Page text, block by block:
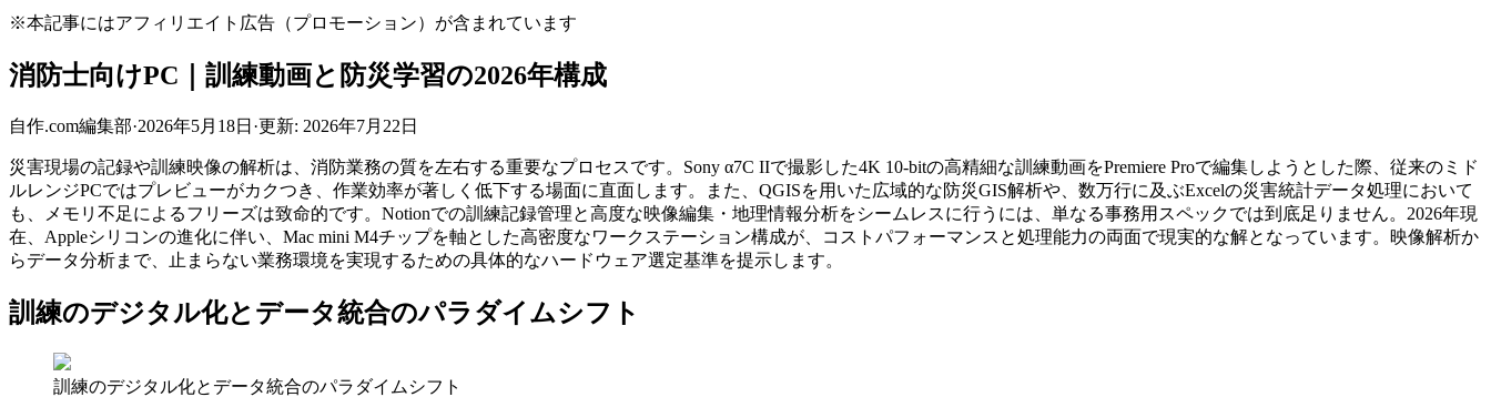
※本記事にはアフィリエイト広告（プロモーション）が含まれています
消防士向けPC｜訓練動画と防災学習の2026年構成
自作.com編集部·2026年5月18日 ·更新: 2026年7月22日
災害現場の記録や訓練映像の解析は、消防業務の質を左右する重要なプロセスです。Sony α7C IIで撮影した4K 10-bitの高精細な訓練動画をPremiere Proで編集しようとした際、従来のミド
ルレンジPCではプレビューがカクつき、作業効率が著しく低下する場面に直面します。また、QGISを用いた広域的な防災GIS解析や、数万行に及ぶExcelの災害統計データ処理において
も、メモリ不足によるフリーズは致命的です。Notionでの訓練記録管理と高度な映像編集・地理情報分析をシームレスに行うには、単なる事務用スペックでは到底足りません。2026年現
在、Appleシリコンの進化に伴い、Mac mini M4チップを軸とした高密度なワークステーション構成が、コストパフォーマンスと処理能力の両面で現実的な解となっています。映像解析か
らデータ分析まで、止まらない業務環境を実現するための具体的なハードウェア選定基準を提示します。
訓練のデジタル化とデータ統合のパラダイムシフト
訓練のデジタル化とデータ統合のパラダイムシフト